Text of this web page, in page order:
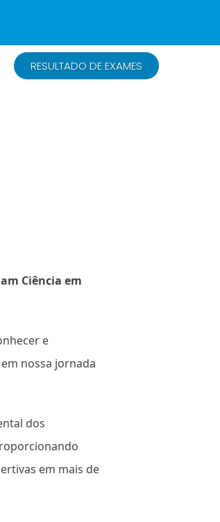
RESULTADO DE EXAMES
Ciência em
e
nossa jornada
dos
em mais de